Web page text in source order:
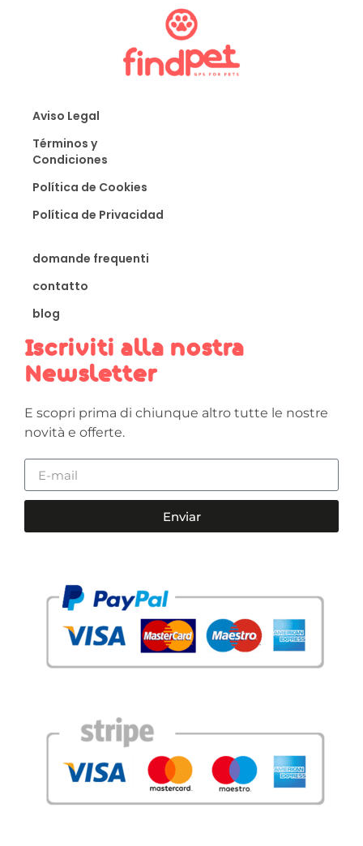
Aviso Legal
Términos y
Condiciones
Política de Cookies
Política de Privacidad
domande frequenti
contatto
blog
Iscriviti alla nostra
Newsletter
E scopri prima di chiunque altro tutte le nostre
novità e offerte.
Enviar